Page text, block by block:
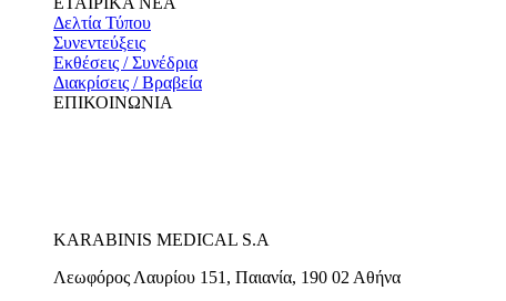
Δελτία Τύπου
Συνεντεύξεις
Εκθέσεις / Συνέδρια
Διακρίσεις / Βραβεία
ΕΠΙΚΟΙΝΩΝΙΑ
KARABINIS MEDICAL S.A
Λεωφόρος Λαυρίου 151, Παιανία, 190 02 Αθήνα